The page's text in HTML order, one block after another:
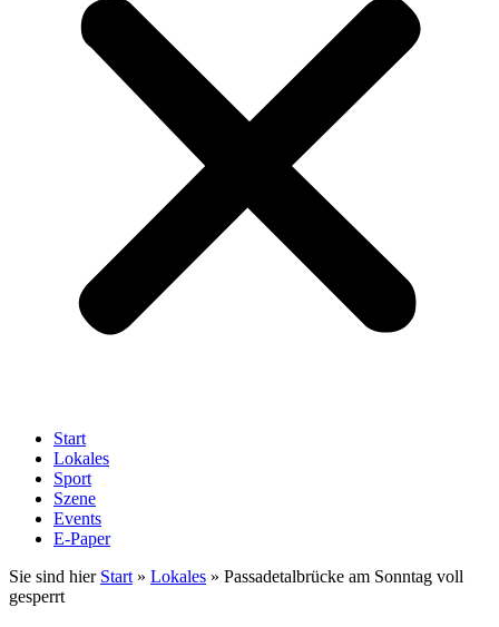
Start
Lokales
Sport
Szene
Events
E-Paper
Sie sind hier Start » Lokales » Passadetalbrücke am Sonntag voll
gesperrt